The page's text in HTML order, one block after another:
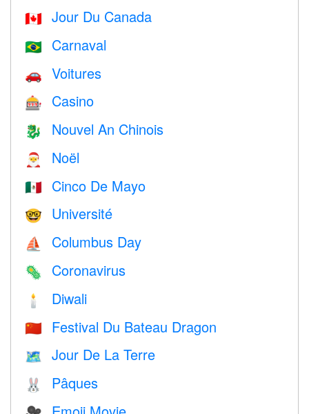
🇨🇦 Jour Du Canada
🇧🇷 Carnaval
🚗 Voitures
🎰 Casino
🐉 Nouvel An Chinois
🎅 Noël
🇲🇽 Cinco De Mayo
🤓 Université
⛵️ Columbus Day
🦠 Coronavirus
🕯 Diwali
🇨🇳 Festival Du Bateau Dragon
🗺️ Jour De La Terre
🐰 Pâques